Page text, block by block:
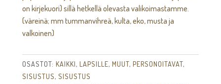
on kirjekuori) sillä hetkellä olevasta valikoimastamme.
(väreinä; mm tummanvihreä, kulta, eko, musta ja
valkoinen)
OSASTOT: KAIKKI, LAPSILLE, MUUT, PERSONOITAVAT,
SISUSTUS, SISUSTUS